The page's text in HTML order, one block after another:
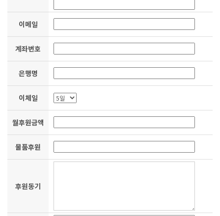
이메일
계좌번호
은행명
이체일
월후원금액
물품후원
후원동기